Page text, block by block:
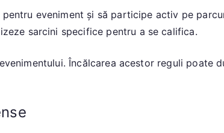
eveniment și să participe activ pe
sarcini specifice pentru a se califica.
Încălcarea acestor reguli poate